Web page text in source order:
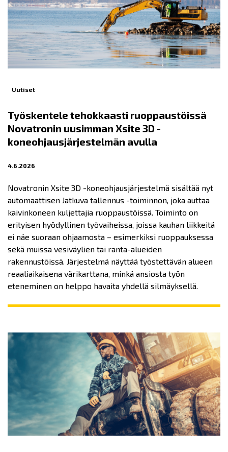
Uutiset
Työskentele tehokkaasti ruoppaustöissä
Novatronin uusimman Xsite 3D -
koneohjausjärjestelmän avulla
4.6.2026
Novatronin Xsite 3D -koneohjausjärjestelmä sisältää nyt
automaattisen Jatkuva tallennus -toiminnon, joka auttaa
kaivinkoneen kuljettajia ruoppaustöissä. Toiminto on
erityisen hyödyllinen työvaiheissa, joissa kauhan liikkeitä
ei näe suoraan ohjaamosta – esimerkiksi ruoppauksessa
sekä muissa vesiväylien tai ranta-alueiden
rakennustöissä. Järjestelmä näyttää työstettävän alueen
reaaliaikaisena värikarttana, minkä ansiosta työn
eteneminen on helppo havaita yhdellä silmäyksellä.